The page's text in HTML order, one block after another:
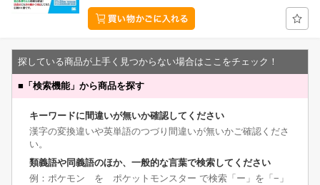
探している商品が上手く見つからない場合はここをチェック！
■ 「検索機能」から商品を探す
キーワードに間違いが無いか確認してください
漢字の変換違いや英単語のつづり間違いが無いかご確認くださ
い。
類義語や同義語のほか、一般的な言葉で検索してください
例：ポケモン を ポケットモンスター で検索「ー」を「−」